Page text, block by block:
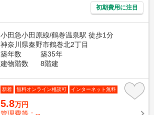
初期費用に注目
小田急小田原線/鶴巻温泉駅 徒歩1分
神奈川県秦野市鶴巻北2丁目
築年数
築35年
建物階数
8階建
新着 無料オンライン相談可 インターネット無料
5.8万円